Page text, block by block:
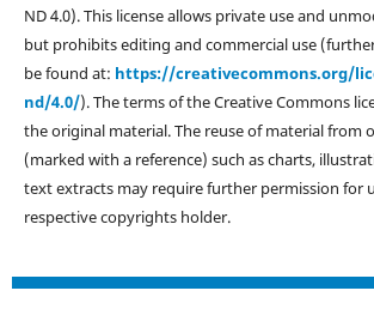
ND 4.0). This license allows private use and
but prohibits editing and commercial use
be found at: https://creativecommons.org/
nd/4.0/). The terms of the Creative Commons
the original material. The reuse of material from
(marked with a reference) such as charts,
text extracts may require further permission for
respective copyrights holder.